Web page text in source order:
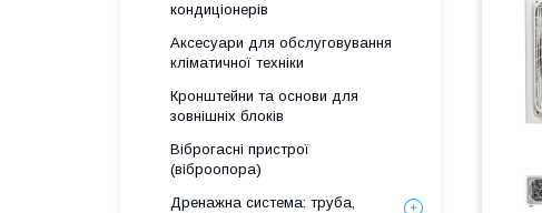
кондиціонерів
Аксесуари для обслуговування
кліматичної техніки
Кронштейни та основи для
зовнішніх блоків
Віброгасні пристрої
(віброопора)
Дренажна система: труба,